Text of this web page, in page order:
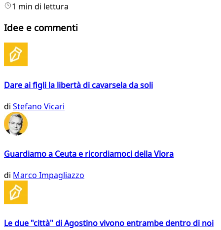
1 min di lettura
Idee e commenti
Dare ai figli la libertà di cavarsela da soli
di Stefano Vicari
Guardiamo a Ceuta e ricordiamoci della Vlora
di Marco Impagliazzo
Le due "città" di Agostino vivono entrambe dentro di noi